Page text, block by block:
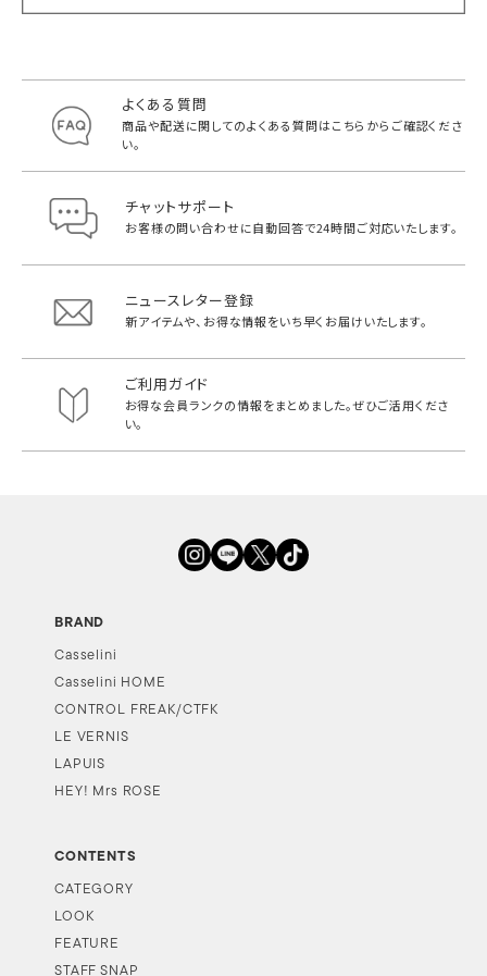
よくある質問
商品や配送に関してのよくある質問はこちらからご確認くださ
い。
チャットサポート
お客様の問い合わせに自動回答で24時間ご対応いたします。
ニュースレター登録
新アイテムや、お得な情報をいち早く お届けいたします。
ご利用ガイド
お得な会員ランクの情報をまとめました。ぜひご活用くださ
い。
BRAND
Casselini
Casselini HOME
CONTROL FREAK/CTFK
LE VERNIS
LAPUIS
HEY! Mrs ROSE
CONTENTS
CATEGORY
LOOK
FEATURE
STAFF SNAP